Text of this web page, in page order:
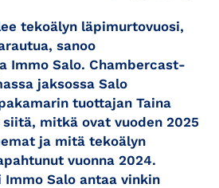
tekoälyn läpimurtovuosi,
sanoo
Immo Salo. Chambercast-
jaksossa Salo
tuottajan Taina
siitä, mitkä ovat vuoden 2025
ja mitä tekoälyn
vuonna 2024.
Salo antaa vinkin